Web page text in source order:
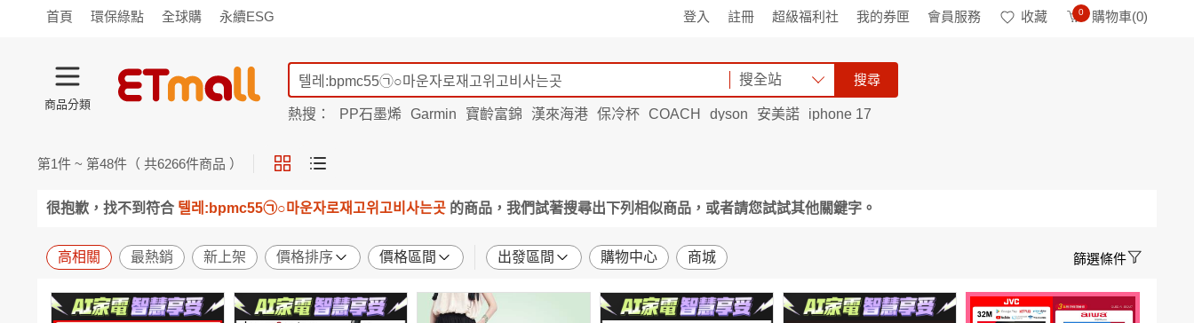
首頁 環保綠點 全球購 永續ESG 登入 註冊 超級福利社 我的券匣 會員服務 收藏 0 購物車(0)
商品分類
旅遊
寵物 男女鞋 襪
包配
日用
紙品 清潔
口腔
服飾
內衣 精品
珠寶
搜全站 搜尋
熱搜： PP石墨烯 Garmin 寶齡富錦 漢來海港 保冷杯 COACH dyson 安美諾
iphone 17
第1件 ~ 第48件（ 共6266件商品 ）
很抱歉，找不到符合 텔레:bpmc55㉠○마운자로재고위고비사는곳 的商品，我們試著搜尋出下列相似商品，或者請您試試其他關鍵字。
高相關 最熱銷 新上架 價格排序 價格區間 出發區間 購物中心 商城 篩選條件